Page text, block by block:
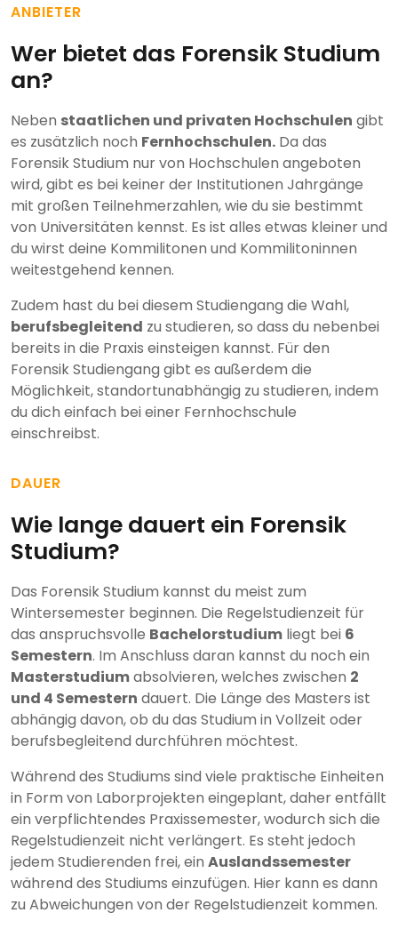
ANBIETER
Wer bietet das Forensik Studium
an?
Neben staatlichen und privaten Hochschulen gibt
es zusätzlich noch Fernhochschulen. Da das
Forensik Studium nur von Hochschulen angeboten
wird, gibt es bei keiner der Institutionen Jahrgänge
mit großen Teilnehmerzahlen, wie du sie bestimmt
von Universitäten kennst. Es ist alles etwas kleiner und
du wirst deine Kommilitonen und Kommilitoninnen
weitestgehend kennen.
Zudem hast du bei diesem Studiengang die Wahl,
berufsbegleitend zu studieren, so dass du nebenbei
bereits in die Praxis einsteigen kannst. Für den
Forensik Studiengang gibt es außerdem die
Möglichkeit, standortunabhängig zu studieren, indem
du dich einfach bei einer Fernhochschule
einschreibst.
DAUER
Wie lange dauert ein Forensik
Studium?
Das Forensik Studium kannst du meist zum
Wintersemester beginnen. Die Regelstudienzeit für
das anspruchsvolle Bachelorstudium liegt bei 6
Semestern. Im Anschluss daran kannst du noch ein
Masterstudiumabsolvieren, welches zwischen 2
und 4 Semestern dauert. Die Länge des Masters ist
abhängig davon, ob du das Studium in Vollzeit oder
berufsbegleitend durchführen möchtest.
Während des Studiums sind viele praktische Einheiten
in Form von Laborprojekten eingeplant, daher entfällt
ein verpflichtendes Praxissemester, wodurch sich die
Regelstudienzeit nicht verlängert. Es steht jedoch
jedem Studierenden frei, ein Auslandssemester
während des Studiums einzufügen. Hier kann es dann
zu Abweichungen von der Regelstudienzeit kommen.